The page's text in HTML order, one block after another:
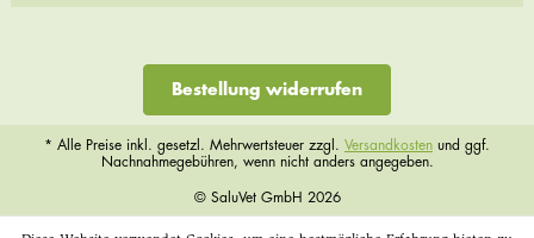
Bestellung widerrufen
* Alle Preise inkl. gesetzl. Mehrwertsteuer zzgl. Versandkosten und ggf.
Nachnahmegebühren, wenn nicht anders angegeben.
© SaluVet GmbH 2026